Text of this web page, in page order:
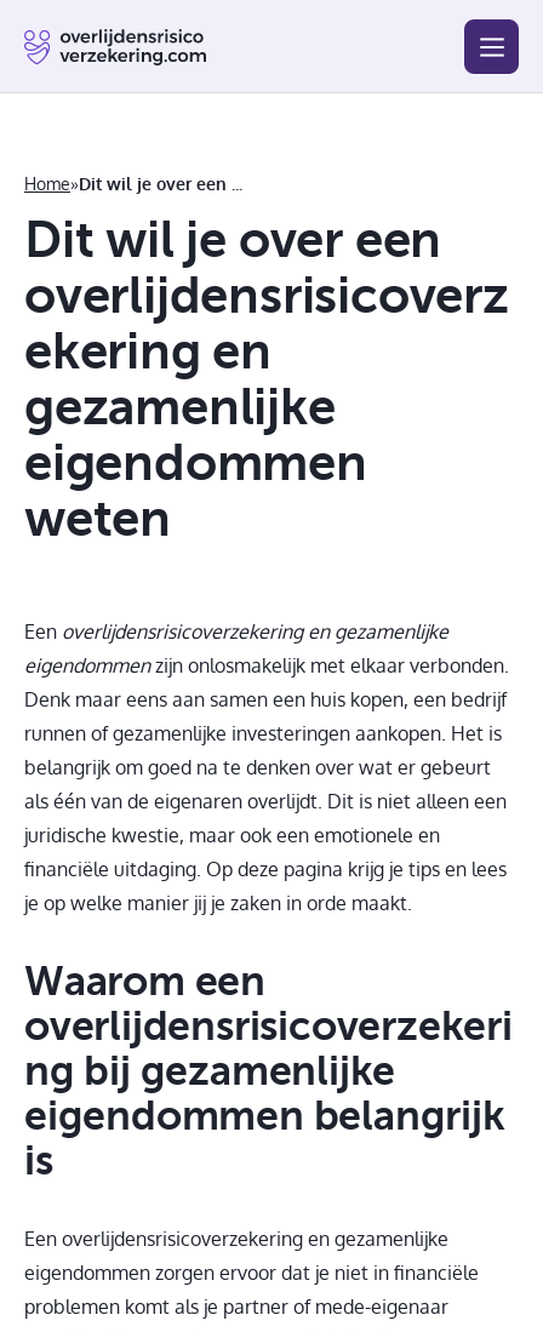
Beste
Home»
Dit wil je over een
overlijdensrisicoverz
ekering en
gezamenlijke
eigendommen
weten
Een overlijdensrisicoverzekering en gezamenlijke
eigendommenzijn onlosmakelijk met elkaar verbonden.
Denk maar eens aan samen een huis kopen, een bedrijf
runnen of gezamenlijke investeringen aankopen. Het is
belangrijk om goed na te denken over wat er gebeurt
als één van de eigenaren overlijdt. Dit is niet alleen een
juridische kwestie, maar ook een emotionele en
financiële uitdaging. Op deze pagina krijg je tips en lees
je op welke manier jij je zaken in orde maakt.
Waarom een
overlijdensrisicoverzekeri
ng bij gezamenlijke
eigendommen belangrijk
is
Een overlijdensrisicoverzekering en gezamenlijke
eigendommen zorgen ervoor dat je niet in financiële
problemen komt als je partner of mede-eigenaar